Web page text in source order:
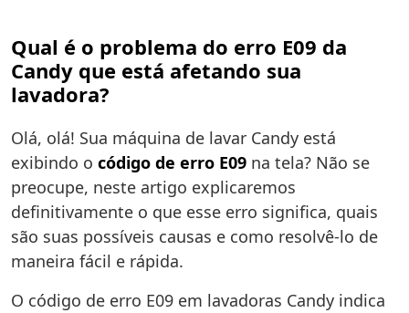
Qual é o problema do erro E09 da
Candy que está afetando sua
lavadora?
Olá, olá! Sua máquina de lavar Candy está
exibindo o código de erro E09 na tela? Não se
preocupe, neste artigo explicaremos
definitivamente o que esse erro significa, quais
são suas possíveis causas e como resolvê-lo de
maneira fácil e rápida.
O código de erro E09 em lavadoras Candy indica